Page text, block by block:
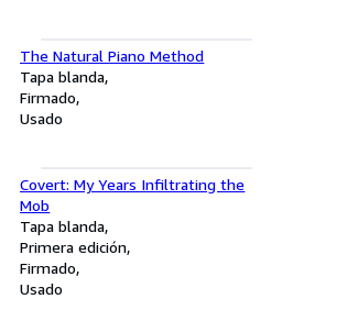
The Natural Piano Method
Tapa blanda
Firmado
Usado
Covert: My Years Infiltrating the
Mob
Tapa blanda
Primera edición
Firmado
Usado